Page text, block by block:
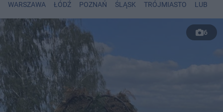
WARSZAWA ŁÓDŹ POZNAŃ ŚLĄSK TRÓJMIASTO LUBLIN
6